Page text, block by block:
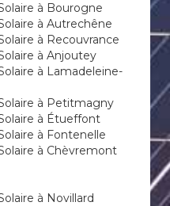
à Bourogne
à Autrechêne
à Recouvrance
à Anjoutey
à Lamadeleine-
à Petitmagny
à Étueffont
à Fontenelle
à Chèvremont
à Novillard